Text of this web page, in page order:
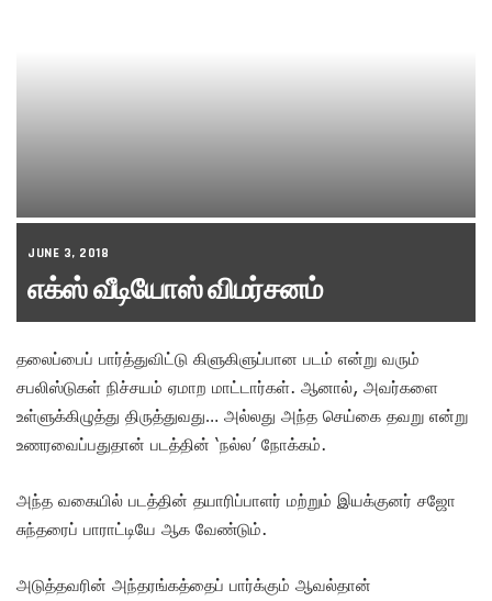
JUNE 3, 2018
எக்ஸ் வீடியோஸ் விமர்சனம்
தலைப்பைப் பார்த்துவிட்டு கிளுகிளுப்பான படம் என்று வரும்
சபலிஸ்டுகள் நிச்சயம் ஏமாற மாட்டார்கள். ஆனால், அவர்களை
உள்ளுக்கிழுத்து திருத்துவது… அல்லது அந்த செய்கை தவறு என்று
உணரவைப்பதுதான் படத்தின் ‘நல்ல’ நோக்கம்.
அந்த வகையில் படத்தின் தயாரிப்பாளர் மற்றும் இயக்குனர் சஜோ
சுந்தரைப் பாராட்டியே ஆக வேண்டும்.
அடுத்தவரின் அந்தரங்கத்தைப் பார்க்கும் ஆவல்தான்